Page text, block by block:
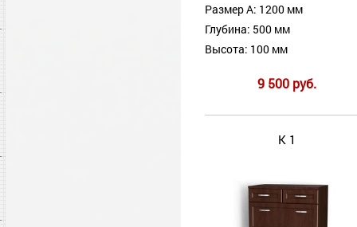
Размер А: 1200 мм
Глубина: 500 мм
Высота: 100 мм
9 500 руб.
К 1